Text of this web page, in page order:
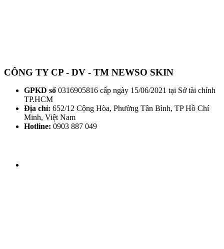
CÔNG TY CP - DV - TM NEWSO SKIN
GPKD số 0316905816 cấp ngày 15/06/2021 tại Sở tài chính
TP.HCM
Địa chỉ: 652/12 Cộng Hòa, Phường Tân Bình, TP Hồ Chí
Minh, Việt Nam
Hotline: 0903 887 049